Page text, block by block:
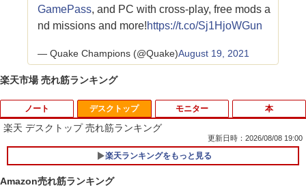
GamePass, and PC with cross-play, free mods a
nd missions and more!https://t.co/Sj1HjoWGun
— Quake Champions (@Quake)August 19, 2021
楽天市場 売れ筋ランキング
ノート
1
【中古】 富士通 LIFEBOOK A A561/D C
eleron B710 1.6GHz Windows7世代のP
デスクトップ
楽天 デスクトップ 売れ筋ランキング
更新日時：2026/08/08 19:00
楽天ランキングをもっと見る
モニター 本
Amazon売れ筋ランキング